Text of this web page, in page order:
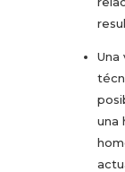
Una
una